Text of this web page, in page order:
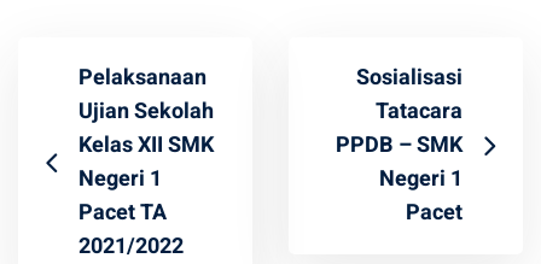
Pelaksanaan
Ujian Sekolah
Kelas XII SMK
Negeri 1
Pacet TA
2021/2022
Sosialisasi
Tatacara
PPDB – SMK
Negeri 1
Pacet